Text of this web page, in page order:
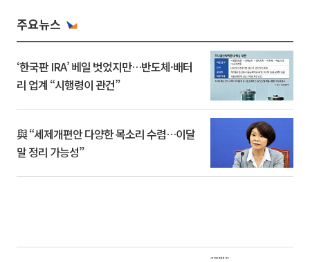
주요뉴스
‘한국판 IRA’ 베일 벗었지만…반도체·배터
리 업계 “시행령이 관건”
與 “세제개편안 다양한 목소리 수렴…이달
말 정리 가능성”